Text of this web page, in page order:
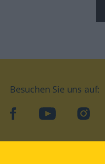
Besuchen Sie uns auf:
facebookYouTube